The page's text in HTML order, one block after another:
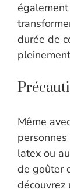
durée de
Même
latex ou
de goûter
découvrez